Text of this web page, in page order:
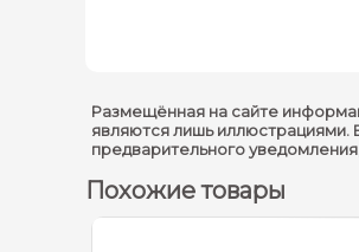
Размещённая на сайте
являются лишь иллюстрациями.
предварительного
Похожие товары